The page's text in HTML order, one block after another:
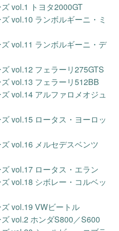
vol.1 トヨタ2000GT
vol.10 ランボルギーニ・ミ
vol.11 ランボルギーニ・デ
vol.12 フェラーリ275GTS
vol.13 フェラーリ512BB
vol.14 アルファロメオジュ
vol.15 ロータス・ヨーロッ
vol.16 メルセデスベンツ
vol.17 ロータス・エラン
vol.18 シボレー・コルベッ
vol.19 VWビートル
vol.2 ホンダS800／S600